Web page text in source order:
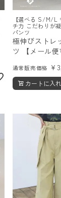
【選べる S/M/L
チ力 こだわりが
パンツ
極伸びストレ
ツ 【メール便
通常販売価格 ¥
カートに入